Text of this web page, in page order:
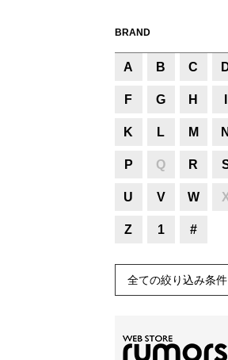
BRAND
A B C
F G H
K L M N
P Q R
U V W
Z 1 #
全ての絞り込み条